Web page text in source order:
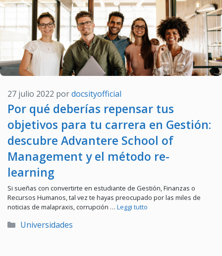
Por qué deberías repensar tus
objetivos para tu carrera en Gestión:
descubre Advantere School of
Management y el método re-
learning
27 julio 2022 pordocsityofficial
Si sueñas con convertirte en estudiante de Gestión, Finanzas o
Recursos Humanos, tal vez te hayas preocupado por las miles de
noticias de malapraxis, corrupción … Leggi tutto
Categorías
Universidades